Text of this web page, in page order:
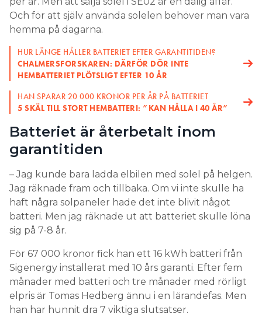
Och för att själv använda solelen behöver man vara
hemma på dagarna.
HUR LÄNGE HÅLLER BATTERIET EFTER GARANTITIDEN?
CHALMERSFORSKAREN: DÄRFÖR DÖR INTE
HEMBATTERIET PLÖTSLIGT EFTER 10 ÅR
HAN SPARAR 20 000 KRONOR PER ÅR PÅ BATTERIET
5 SKÄL TILL STORT HEMBATTERI: ”KAN HÅLLA I 40 ÅR”
Batteriet är återbetalt inom
garantitiden
– Jag kunde bara ladda elbilen med solel på helgen.
Jag räknade fram och tillbaka. Om vi inte skulle ha
haft några solpaneler hade det inte blivit något
batteri. Men jag räknade ut att batteriet skulle löna
sig på 7-8 år.
För 67 000 kronor fick han ett 16 kWh batteri från
Sigenergy installerat med 10 års garanti. Efter fem
månader med batteri och tre månader med rörligt
elpris är Tomas Hedberg ännu i en lärandefas. Men
han har hunnit dra 7 viktiga slutsatser.